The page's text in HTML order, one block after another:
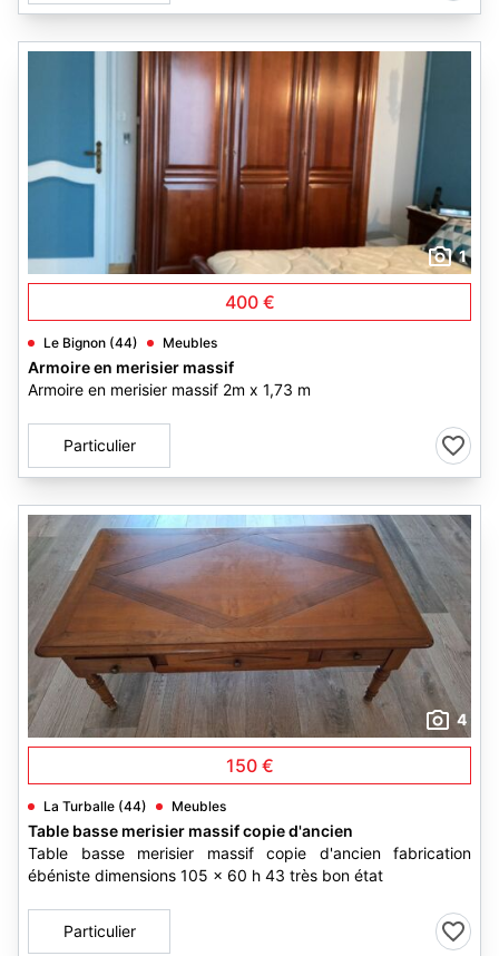
1
400 €
Le Bignon (44) Meubles
Armoire en merisier massif
Armoire en merisier massif 2m x 1,73 m
Particulier
4
150 €
La Turballe (44) Meubles
Table basse merisier massif copie d'ancien
Table basse merisier massif copie d'ancien fabrication
ébéniste dimensions 105 x 60 h 43 très bon état
Particulier